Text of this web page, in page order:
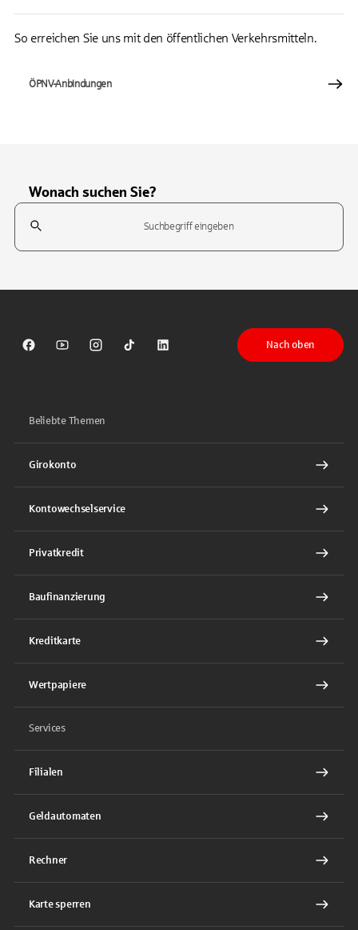
So erreichen Sie uns mit den öffentlichen Verkehrsmitteln.
ÖPNV-Anbindungen
Wonach suchen Sie?
Suchfeld
Sparkasse auf Facebook
Sparkasse auf Youtube
Sparkasse auf Instagram
Sparkasse auf TikTok
Sparkasse auf LinkedIn
Nach oben
Beliebte Themen
Girokonto
Kontowechselservice
Privatkredit
Baufinanzierung
Kreditkarte
Wertpapiere
Services
Filialen
Geldautomaten
Rechner
Karte sperren